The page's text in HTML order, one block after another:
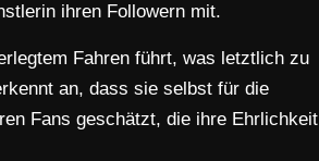
ihren Followern mit.
Fahren führt, was letztlich zu
an, dass sie selbst für die
Fans geschätzt, die ihre Ehrlichkeit